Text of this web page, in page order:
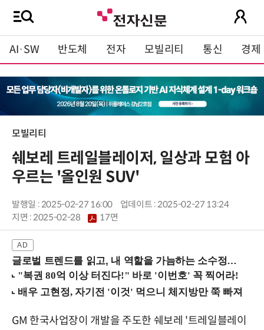
AI·SW 반도체 전자 모빌리티 통신 경제
모빌리티
쉐보레 트레일블레이저, 일상과 모험 아
우르는 '올인원 SUV'
발행일 : 2025-02-27 16:00
업데이트 : 2025-02-27 13:24
지면 :2025-02-28 17면
글로벌 트렌드를 읽고, 내 역할을 가늠하는 소수정예 실습 워크숍 (8/28 신논현역)
GM 한국사업장이 개발을 주도한 쉐보레 '트레일블레이